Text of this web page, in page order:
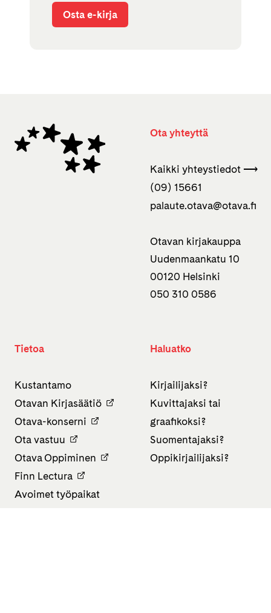
Osta e-kirja
Ota yhteyttä
Kaikki yhteystiedot ⟶
(09) 15661
palaute.otava­@otava.fi
Otavan kirjakauppa
Uudenmaankatu 10
00120 Helsinki
050 310 0586
Tietoa
Kustantamo
Otavan Kirjasäätiö
Otava-konserni
Ota vastuu
Otava Oppiminen
Finn Lectura
Avoimet työpaikat
Haluatko
Kirjailijaksi?
Kuvittajaksi tai
graafikoksi?
Suomentajaksi?
Oppikirjailijaksi?